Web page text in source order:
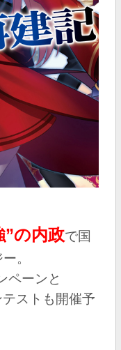
”の内政で国
。
ペーンと
ストも開催予